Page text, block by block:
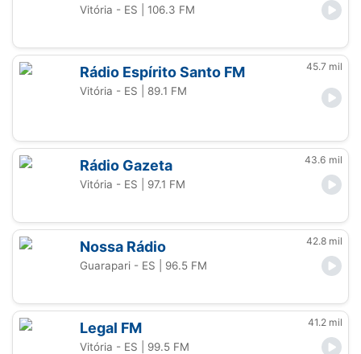
Vitória - ES | 106.3 FM
Rádio Espírito Santo FM 45.7 mil
Vitória - ES | 89.1 FM
Rádio Gazeta 43.6 mil
Vitória - ES | 97.1 FM
Nossa Rádio 42.8 mil
Guarapari - ES | 96.5 FM
Legal FM 41.2 mil
Vitória - ES | 99.5 FM